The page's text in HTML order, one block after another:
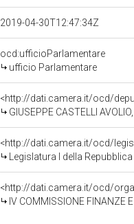
2019-04-30T12:47:34Z
ocd:ufficioParlamentare
ufficio Parlamentare
<http://dati.camera.it/ocd/
GIUSEPPE CASTELLI
<http://dati.camera.it/ocd/
Legislatura I della
<http://dati.camera.it/ocd/
IV COMMISSIONE FINANZE